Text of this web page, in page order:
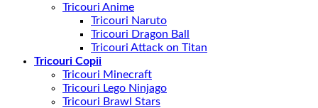
Tricouri Anime
Tricouri Naruto
Tricouri Dragon Ball
Tricouri Attack on Titan
Tricouri Copii
Tricouri Minecraft
Tricouri Lego Ninjago
Tricouri Brawl Stars